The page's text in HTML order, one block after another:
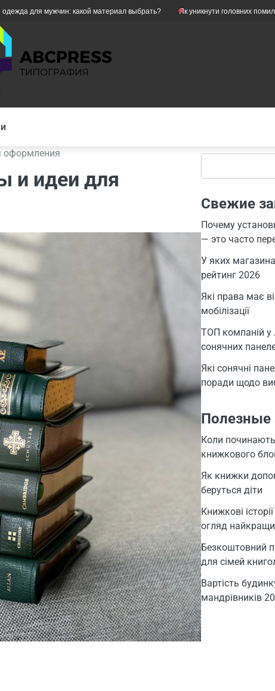
какой материал выбрать? Як уникнути головних помилок під час
оформления
и идеи для
Свежие
Почему
— это часто
У яких
рейтинг 2026
Які права має
мобілізації
ТОП компаній у
сонячних
Які сонячні
поради щодо
Полезные
Коли
книжкового
Як книжки
беруться діти
Книжкові
огляд
Безкоштовний
для сімей
Вартість
мандрівників